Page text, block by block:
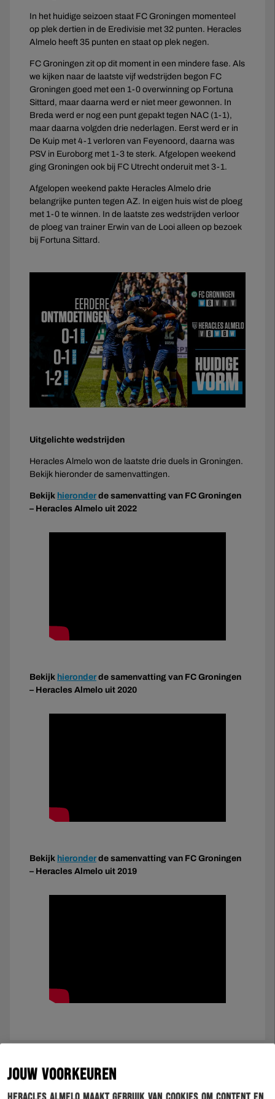
JOUW VOORKEUREN
In het huidige seizoen staat FC Groningen momenteel
op plek dertien in de Eredivisie met 32 punten. Heracles
Almelo heeft 35 punten en staat op plek negen.
FC Groningen zit op dit moment in een mindere fase. Als
we kijken naar de laatste vijf wedstrijden begon FC
Groningen goed met een 1-0 overwinning op Fortuna
Sittard, maar daarna werd er niet meer gewonnen. In
Breda werd er nog een punt gepakt tegen NAC (1-1),
maar daarna volgden drie nederlagen. Eerst werd er in
De Kuip met 4-1 verloren van Feyenoord, daarna was
PSV in Euroborg met 1-3 te sterk. Afgelopen weekend
ging Groningen ook bij FC Utrecht onderuit met 3-1.
Afgelopen weekend pakte Heracles Almelo drie
belangrijke punten tegen AZ. In eigen huis wist de ploeg
met 1-0 te winnen. In de laatste zes wedstrijden verloor
de ploeg van trainer Erwin van de Looi alleen op bezoek
bij Fortuna Sittard.
Uitgelichte wedstrijden
Heracles Almelo won de laatste drie duels in Groningen.
Bekijk hieronder de samenvattingen.
Bekijk hieronderde samenvatting van FC Groningen
– Heracles Almelo uit 2022
Bekijk hieronderde samenvatting van FC Groningen
– Heracles Almelo uit 2020
Bekijk hieronderde samenvatting van FC Groningen
– Heracles Almelo uit 2019